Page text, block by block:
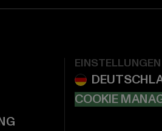
EINSTELLUNGEN
COOKIE